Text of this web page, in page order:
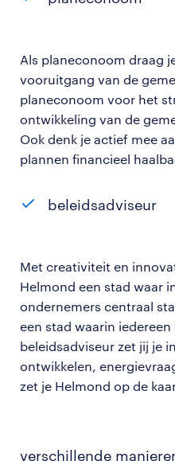
Als planeconoom draag
vooruitgang van de
planeconoom voor het
ontwikkeling van de
Ook denk je actief mee
plannen financieel
beleidsadviseur
Met creativiteit en
Helmond een stad waar
ondernemers centraal
een stad waarin iedereen
beleidsadviseur zet jij je
ontwikkelen,
zet je Helmond op de
verschillende